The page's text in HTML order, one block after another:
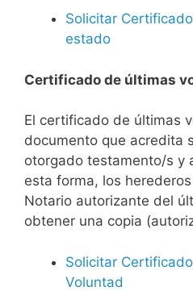
Solicitar
estado
Certificado de últimas
El certificado de últimas
documento que acredita
otorgado testamento/s y
esta forma, los
Notario autorizante del
obtener una copia
Solicitar
Voluntad